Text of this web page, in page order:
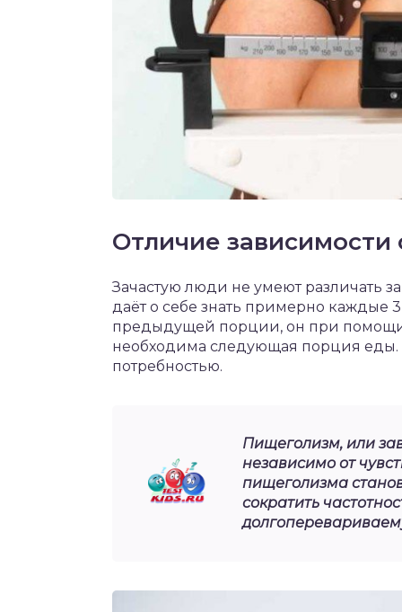
Отличие зависимости
Зачастую люди не умеют различать
даёт о себе знать примерно каждые
предыдущей порции, он при помощи
необходима следующая порция еды.
потребностью.
Пищеголизм, или
независимо от
пищеголизма
сократить